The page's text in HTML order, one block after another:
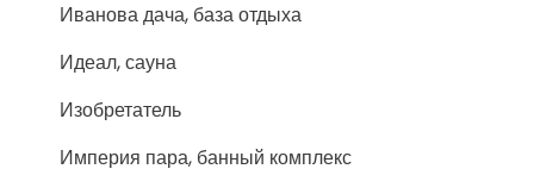
Иванова дача, база отдыха
Идеал, сауна
Изобретатель
Империя пара, банный комплекс